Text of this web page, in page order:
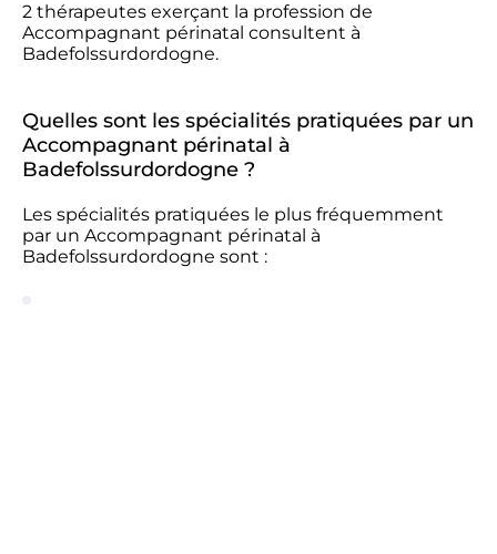
2 thérapeutes exerçant la profession de
Accompagnant périnatal consultent à
Badefolssurdordogne.
Quelles sont les spécialités pratiquées par un
Accompagnant périnatal à
Badefolssurdordogne ?
Les spécialités pratiquées le plus fréquemment
par un Accompagnant périnatal à
Badefolssurdordogne sont :